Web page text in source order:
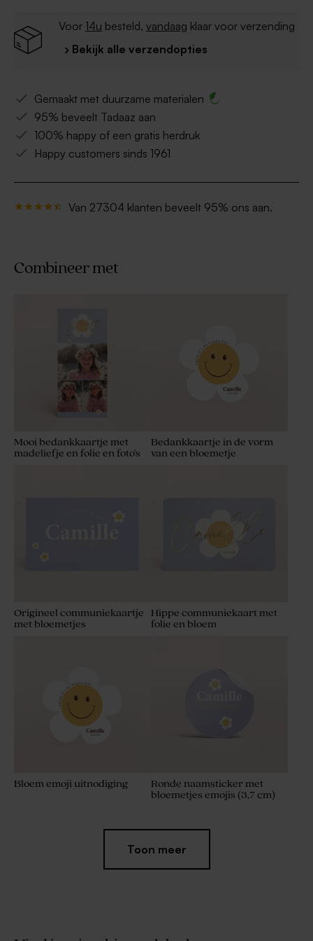
Voor 14u besteld, vandaag klaar voor verzending
› Bekijk alle verzendopties
Gemaakt met duurzame materialen
95% beveelt Tadaaz aan
100% happy of een gratis herdruk
Happy customers sinds 1961
Van 27304 klanten beveelt 95% ons aan.
Combineer met
Mooi bedankkaartje met
madeliefje en folie en foto's
Bedankkaartje in de vorm
van een bloemetje
Origineel communiekaartje
met bloemetjes
Hippe communiekaart met
folie en bloem
Bloem emoji uitnodiging
Ronde naamsticker met
bloemetjes emojis (3,7 cm)
Toon meer